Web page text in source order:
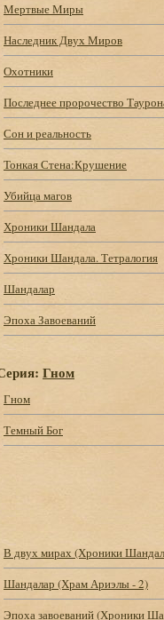
Мертвые Миры
Наследник Двух Миров
Охотники
Последнее пророчество
Сон и реальность
Тонкая Стена:Крушение
Убийца магов
Хроники Шандала
Хроники Шандала. Тетралогия
Шандалар
Эпоха Завоеваний
Гном
Гном
Темный Бог
В двух мирах (Хроники
Шандалар (Храм Ариэлы - 2)
Эпоха завоеваний (Хроники